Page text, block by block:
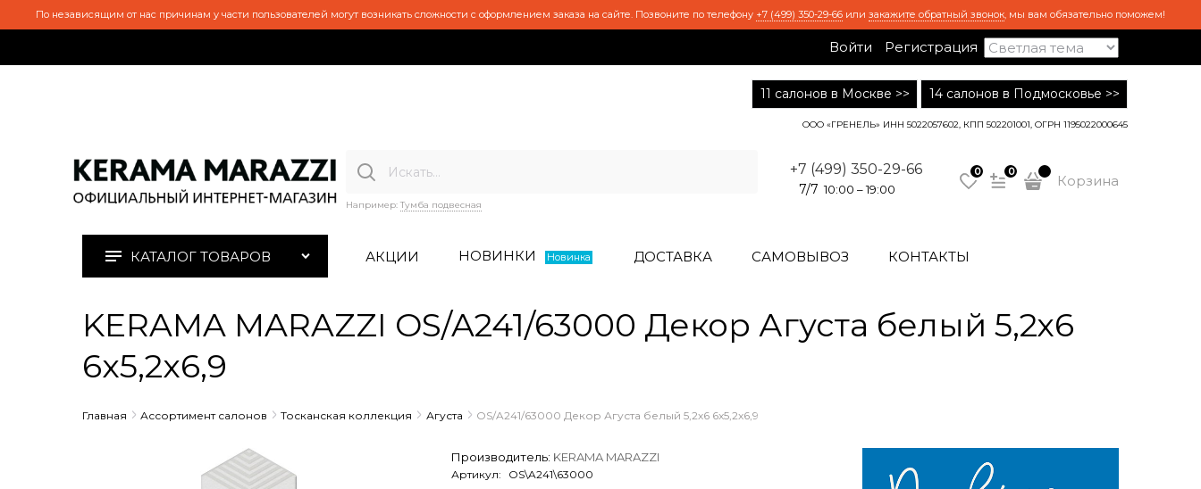
По независящим от нас причинам у части пользователей могут возникать сложности с оформлением заказа на сайте. Позвоните по телефону +7 (499) 350-29-66 или закажите обратный звонок, мы вам обязательно поможем!
Войти Регистрация
11 салонов в Москве >> 14 салонов в Подмосковье >>
ООО «ГРЕНЕЛЬ» ИНН 5022057602, КПП 502201001, ОГРН 1195022000645
Например: Тумба подвесная
+7 (499) 350-29-66
7/7 10:00 – 19:00
0 0
Корзина
КАТАЛОГ ТОВАРОВ АКЦИИ НОВИНКИ Новинка ДОСТАВКА САМОВЫВОЗ КОНТАКТЫ
KERAMA MARAZZI OS/A241/63000 Декор Агуста белый 5,2х6
6x5,2x6,9
Главная Ассортимент салонов Тосканская коллекция Агуста OS/A241/63000 Декор Агуста белый 5,2х6 6x5,2x6,9
Производитель: KERAMA MARAZZI
Артикул: OS\A241\63000